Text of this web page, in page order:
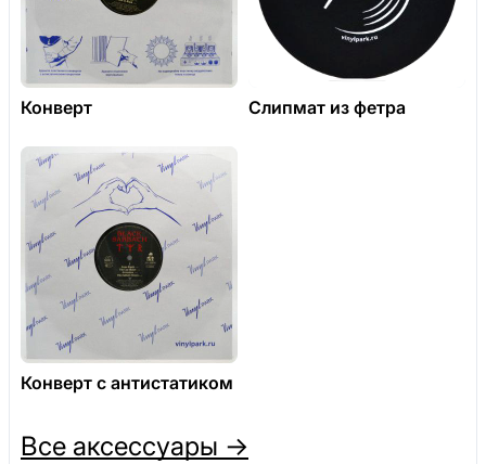
Конверт Слипмат из фетра
Конверт с антистатиком
Все аксессуары →